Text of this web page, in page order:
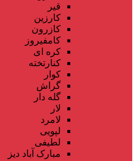
قیر
کارزین
کازرون
کامفیروز
کره ای
کنارتخته
کوار
گراش
گله دار
لار
لامرد
لپویی
لطیفی
مبارک آباد دیز